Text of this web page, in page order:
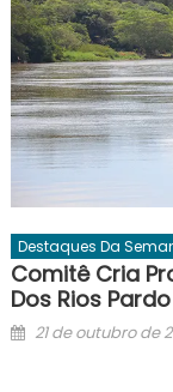
Destaques Da
Comitê Cria
Dos Rios
Posted
21 de outubro de